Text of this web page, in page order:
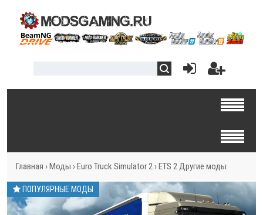
Главная › Моды › Euro Truck Simulator 2 › ETS 2 Другие моды
ПОПУЛЯРНЫЕ МОДЫ